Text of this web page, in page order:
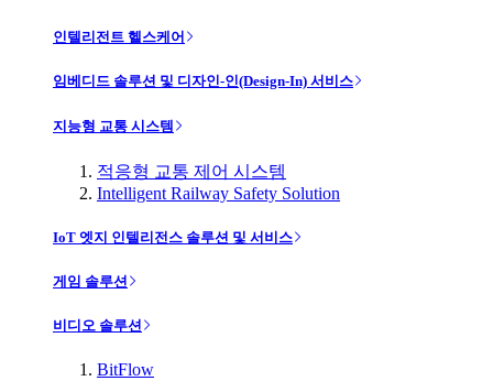
인텔리전트 헬스케어
임베디드 솔루션 및 디자인-인(Design-In) 서비스
지능형 교통 시스템
적응형 교통 제어 시스템
Intelligent Railway Safety Solution
IoT 엣지 인텔리전스 솔루션 및 서비스
게임 솔루션
비디오 솔루션
BitFlow